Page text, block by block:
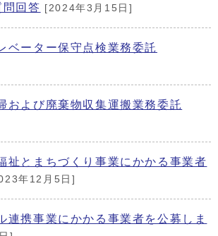
回答 [2024年3月15日]
ベーター保守点検業務委託
および廃棄物収集運搬業務委託
祉とまちづくり事業にかかる事業者
年12月5日]
連携事業にかかる事業者を公募しま